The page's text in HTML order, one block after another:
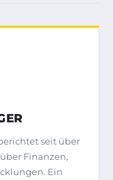
seit über
Finanzen,
Ein